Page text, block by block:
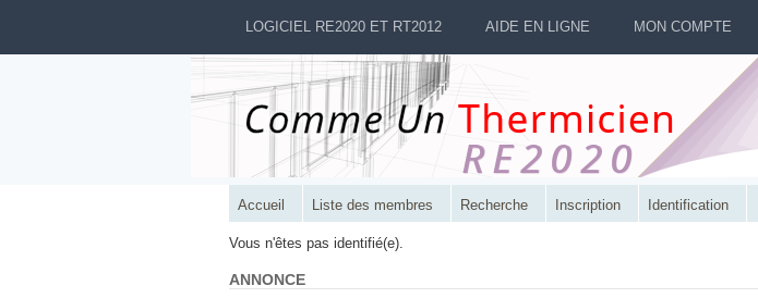
LOGICIEL RE2020 ET RT2012 AIDE EN LIGNE MON COMPTE
Accueil Liste des membres Recherche Inscription Identification
Vous n'êtes pas identifié(e).
ANNONCE